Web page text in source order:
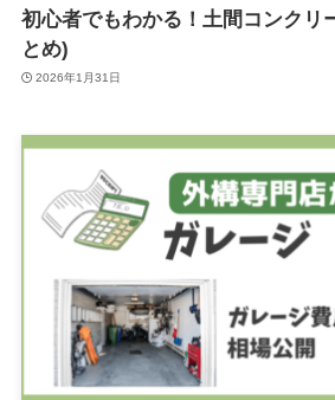
初心者でもわかる！土間コンクリ
とめ)
2026年1月31日